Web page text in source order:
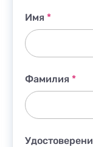
Имя *
Фамилия *